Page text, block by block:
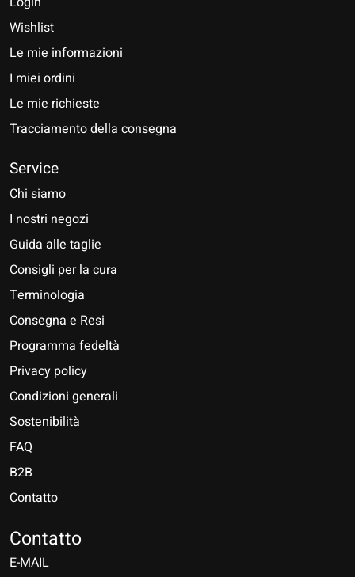
Wishlist
Le mie informazioni
I miei ordini
Le mie richieste
Tracciamento della consegna
Service
Chi siamo
I nostri negozi
Guida alle taglie
Consigli per la cura
Terminologia
Consegna e Resi
Programma fedeltà
Privacy policy
Condizioni generali
Sostenibilità
FAQ
B2B
Contatto
Contatto
E-MAIL